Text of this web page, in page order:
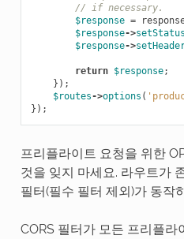
// if necessary.
$response =
$response->
$response->
return $response;
});
$routes->options (
});
프리플라이트 요청을 위한
것을 잊지 마세요. 라우트가
필터(필수 필터 제외)가 동작
CORS 필터가 모든 프리플라